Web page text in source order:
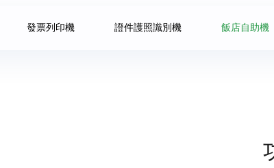
發票列印機 證件護照識別機 飯店自助機